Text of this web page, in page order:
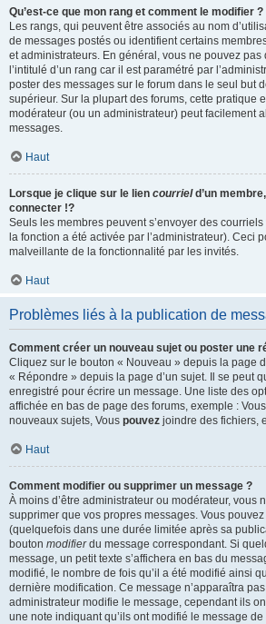
Qu’est-ce que mon rang et comment le modifier ?
Les rangs, qui peuvent être associés au nom
de messages postés ou identifient certains
et administrateurs. En général, vous ne pouvez pas
l’intitulé d’un rang car il est paramétré par
poster des messages sur le forum dans le seul but
supérieur. Sur la plupart des forums, cette pratique
modérateur (ou un administrateur) peut facilement
messages.
Haut
Lorsque je clique sur le lien courrield’un
connecter !?
Seuls les membres peuvent s’envoyer des
la fonction a été activée par l’administrateur). Ceci
malveillante de la fonctionnalité par les invités.
Haut
Problèmes liés à la publication de
Comment créer un nouveau sujet ou poster une
Cliquez sur le bouton « Nouveau » depuis la page
« Répondre » depuis la page d’un sujet. Il se peut
enregistré pour écrire un message. Une liste des
affichée en bas de page des forums, exemple : Vous
nouveaux sujets, Vous pouvez joindre des fichiers,
Haut
Comment modifier ou supprimer un message ?
À moins d’être administrateur ou modérateur, vous
supprimer que vos propres messages. Vous
(quelquefois dans une durée limitée après sa
bouton modifierdu message correspondant. Si
message, un petit texte s’affichera en bas du
modifié, le nombre de fois qu’il a été modifié ainsi
dernière modification. Ce message n’apparaîtra
administrateur modifie le message, cependant ils
une note indiquant qu’ils ont modifié le message